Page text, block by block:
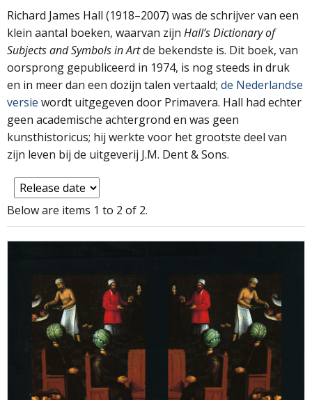
Richard James Hall (1918–2007) was de schrijver van een
klein aantal boeken, waarvan zijn Hall’s Dictionary of
Subjects and Symbols in Artde bekendste is. Dit boek, van
oorsprong gepubliceerd in 1974, is nog steeds in druk
en in meer dan een dozijn talen vertaald; de Nederlandse
versie wordt uitgegeven door Primavera. Hall had echter
geen academische achtergrond en was geen
kunsthistoricus; hij werkte voor het grootste deel van
zijn leven bij de uitgeverij J.M. Dent & Sons.
Below are items 1 to 2 of 2.